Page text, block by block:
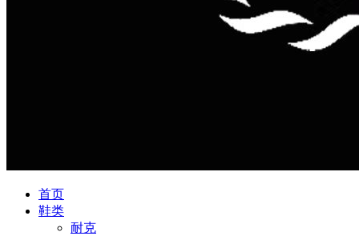
首页
鞋类
耐克